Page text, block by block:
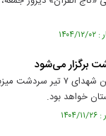
روز دوشنبه، ۲۷ بهمن‌ماه سالن